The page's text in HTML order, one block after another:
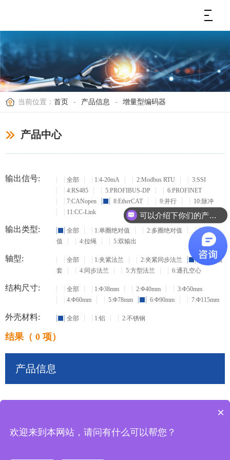
当前位置： 首页 - 产品信息 - 增量型编码器
产品中心
输出信号: 全部 1:4-20mA 2:Modbus RTU
3:SSI
4:RS485
5:PROFIBUS-DP
6:PROFINET
7:CANopen
8:EtherCAT 9:并行
10:脉冲
11:CC-Link
输出类型: 全部 1:单圈绝对值 2:多圈绝对值
3:增量
值
4:拉绳 5:双输出
轴型: 全部 1:夹紧法兰 2:夹紧同步法兰
3:盲孔轴
套
4:同步法兰 5:方型法兰 6:通孔空心
结构尺寸: 全部 1:Φ38mm 2:Φ40mm
3:Φ50mm
4:Φ60mm
5:Φ78mm 6:Φ90mm 7:Φ115mm
外壳材料: 全部 1:铝 2:不锈钢
结果（ 0 项）
产品信息
可以介绍下你们的产品么？
×
欢迎来到本网站，请问有什么可以帮您？